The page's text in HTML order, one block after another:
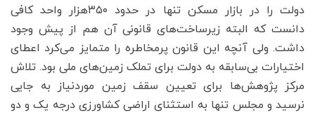
دولت را در بازار مسکن تنها در حدود ۳۵۰‌هزار واحد کافی
دانست که البته زیرساخت‌‌‌های قانونی آن هم از پیش وجود
داشت. ولی آنچه این قانون پرمخاطره را متمایز می‌‌‌کرد اعطای
اختیارات بی‌‌‌سابقه به دولت برای تملک زمین‌‌‌های ملی بود. تلاش
مرکز پژوهش‌‌‌ها برای تعیین سقف زمین موردنیاز به جایی
نرسید و مجلس تنها به استثنای اراضی کشاورزی درجه یک و دو